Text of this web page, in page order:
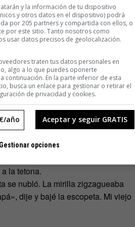
cantabaGarufa.
de tetas gigantes. Le decía
le acariciaba los contornos de su
en un ventanal de cartón donde
Entre los labios rojo-carnosos
de treinta y se refregaba el rostro
una remera de Newell’s que
de dolor ajeno. Yo estaba con mi
la tetona.
se nubló. La mirilla zigzagueaba
dije y bajé la escopeta. Mi viejo
y la información de tu dispositivo
y otros datos en el dispositivo) podrá
por 205 partners y compartida con ellos, o
por este sitio. Tanto nosotros como
usar datos precisos de geolocalización.
traten tus datos personales en
algo a lo que puedes oponerte
continuación. En la parte inferior de esta
busca un enlace para gestionar o retirar el
de privacidad y cookies.
Aceptar y seguir GRATIS
año
Gestionar opciones